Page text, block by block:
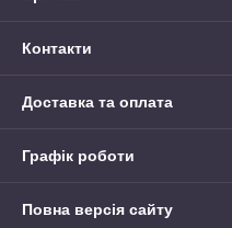
Контакти
Доставка та оплата
Графік роботи
Повна версія сайту